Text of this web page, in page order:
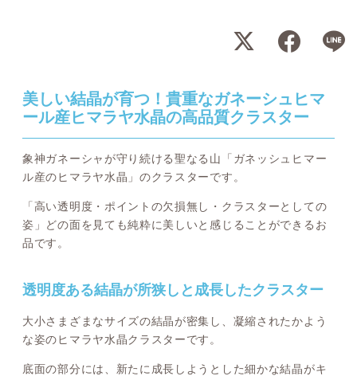
美しい結晶が育つ！貴重なガネーシュヒマ
ール産ヒマラヤ水晶の高品質クラスター
象神ガネーシャが守り続ける聖なる山「ガネッシュヒマー
ル産のヒマラヤ水晶」のクラスターです。
「高い透明度・ポイントの欠損無し・クラスターとしての
姿」どの面を見ても純粋に美しいと感じることができるお
品です。
透明度ある結晶が所狭しと成長したクラスター
大小さまざまなサイズの結晶が密集し、凝縮されたかよう
な姿のヒマラヤ水晶クラスターです。
底面の部分には、新たに成長しようとした細かな結晶がキ